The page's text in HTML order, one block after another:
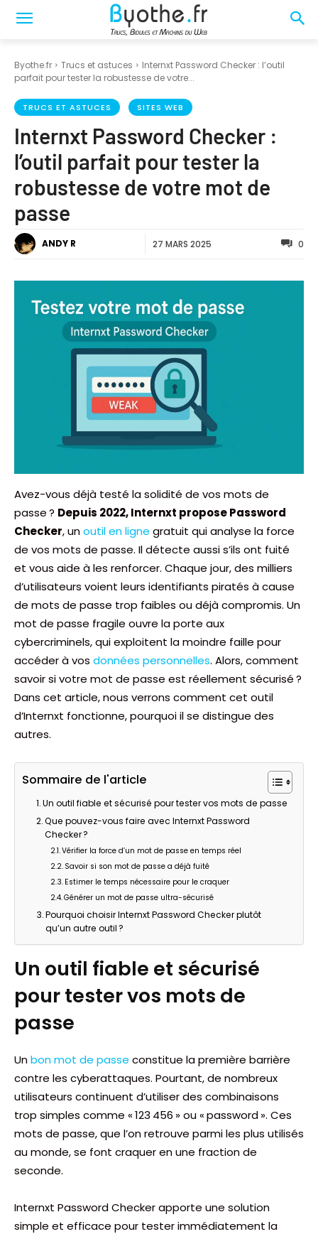
Byothe.fr Trucs et astuces
Internxt Password Checker : l’outil
parfait pour tester la robustesse de votre...
TRUCS ET ASTUCES SITES WEB
Internxt Password Checker :
l’outil parfait pour tester la
robustesse de votre mot de
passe
ANDY R 27 MARS 2025 0
Avez-vous déjà testé la solidité de vos mots de
passe ? Depuis 2022, Internxt propose Password
Checker, unoutil en ligne gratuit qui analyse la force
de vos mots de passe. Il détecte aussi s’ils ont fuité
et vous aide à les renforcer. Chaque jour, des milliers
d’utilisateurs voient leurs identifiants piratés à cause
de mots de passe trop faibles ou déjà compromis. Un
mot de passe fragile ouvre la porte aux
cybercriminels, qui exploitent la moindre faille pour
accéder à vos données personnelles. Alors, comment
savoir si votre mot de passe est réellement sécurisé ?
Dans cet article, nous verrons comment cet outil
d’Internxt fonctionne, pourquoi il se distingue des
autres.
Sommaire de l'article
Un outil fiable et sécurisé pour tester vos mots de passe
Que pouvez-vous faire avec Internxt Password
Checker ?
Vérifier la force d’un mot de passe en temps réel
Savoir si son mot de passe a déjà fuité
Estimer le temps nécessaire pour le craquer
Générer un mot de passe ultra-sécurisé
Pourquoi choisir Internxt Password Checker plutôt
qu’un autre outil ?
Un outil fiable et sécurisé
pour tester vos mots de
passe
Unbon mot de passe constitue la première barrière
contre les cyberattaques. Pourtant, de nombreux
utilisateurs continuent d’utiliser des combinaisons
trop simples comme « 123 456 » ou « password ». Ces
mots de passe, que l’on retrouve parmi les plus utilisés
au monde, se font craquer en une fraction de
seconde.
Internxt Password Checker apporte une solution
simple et efficace pour tester immédiatement la